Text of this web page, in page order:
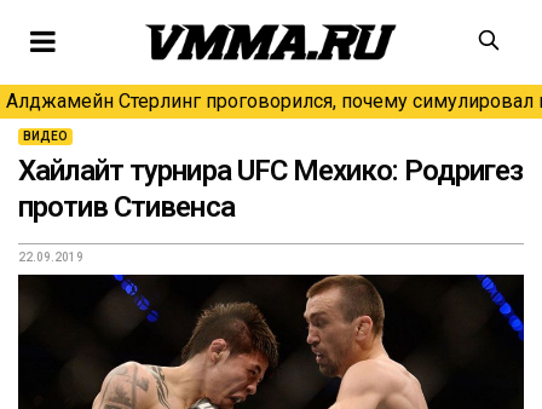
Алджамейн Стерлинг проговорился, почему симулировал
ВИДЕО
Хайлайт турнира UFC Мехико: Родригез
против Стивенса
22.09.2019